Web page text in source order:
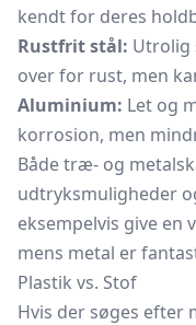
kendt for deres
Rustfrit stål: Utrolig
over for rust, men
Aluminium: Let og
korrosion, men
Både træ- og
udtryksmuligheder
eksempelvis give
mens metal er
Plastik vs. Stof
Hvis der søges efter